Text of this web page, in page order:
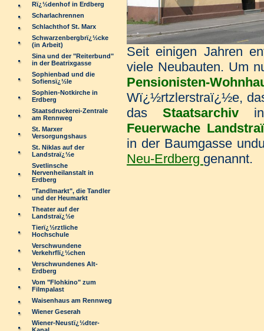
Rï¿½denhof in Erdberg
Scharlachrennen
Schlachthof St. Marx
Schwarzenbergbrï¿½cke
(in Arbeit)
Sina und der "Reiterbund"
in der Beatrixgasse
Sophienbad und die
Sofiensï¿½le
Sophien-Notkirche in
Erdberg
Staatsdruckerei-Zentrale
am Rennweg
St. Marxer
Versorgungshaus
St. Niklas auf der
Landstraï¿½e
Svetlinsche
Nervenheilanstalt in
Erdberg
"Tandlmarkt", die Tandler
und der Heumarkt
Theater auf der
Landstraï¿½e
Tierï¿½rztliche
Hochschule
Verschwundene
Verkehrflï¿½chen
Verschwundenes Alt-
Erdberg
Vom "Flohkino" zum
Filmpalast
Waisenhaus am Rennweg
Wiener Geserah
Wiener-Neustï¿½dter-
Seit einigen Jahren
viele Neubauten. Um
Pensionisten-
Wï¿½rtzlerstraï¿½e,
dasStaatsarchiv in
Feuerwache
in der Baumgasse
Neu-Erdberg genannt.